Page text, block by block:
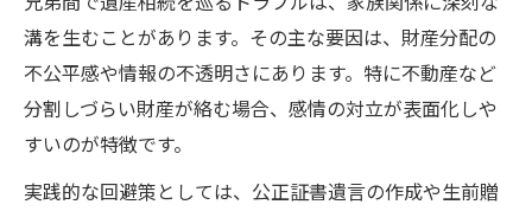
溝を生むことがあります。その主な要因は、財産分配の
不公平感や情報の不透明さにあります。特に不動産など
分割しづらい財産が絡む場合、感情の対立が表面化しや
すいのが特徴です。
実践的な回避策としては、公正証書遺言の作成や生前贈